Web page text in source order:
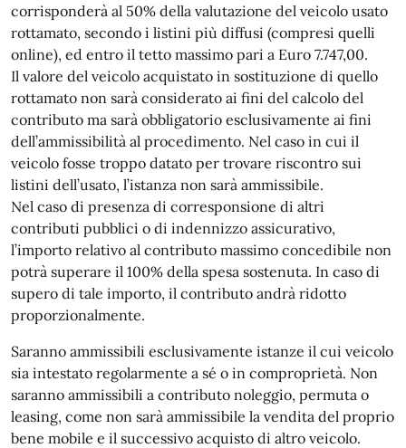
corrisponderà al 50% della valutazione del veicolo usato
rottamato, secondo i listini più diffusi (compresi quelli
online), ed entro il tetto massimo pari a Euro 7.747,00.
Il valore del veicolo acquistato in sostituzione di quello
rottamato non sarà considerato ai fini del calcolo del
contributo ma sarà obbligatorio esclusivamente ai fini
dell’ammissibilità al procedimento. Nel caso in cui il
veicolo fosse troppo datato per trovare riscontro sui
listini dell’usato, l’istanza non sarà ammissibile.
Nel caso di presenza di corresponsione di altri
contributi pubblici o di indennizzo assicurativo,
l’importo relativo al contributo massimo concedibile non
potrà superare il 100% della spesa sostenuta. In caso di
supero di tale importo, il contributo andrà ridotto
proporzionalmente.
Saranno ammissibili esclusivamente istanze il cui veicolo
sia intestato regolarmente a sé o in comproprietà. Non
saranno ammissibili a contributo noleggio, permuta o
leasing, come non sarà ammissibile la vendita del proprio
bene mobile e il successivo acquisto di altro veicolo.